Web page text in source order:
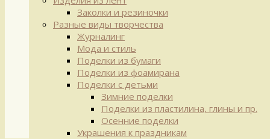
Заколки и резиночки
Разные виды творчества
Журналинг
Мода и стиль
Поделки из бумаги
Поделки из фоамирана
Поделки с детьми
Зимние поделки
Поделки из пластилина, глины и пр.
Осенние поделки
Украшения к праздникам